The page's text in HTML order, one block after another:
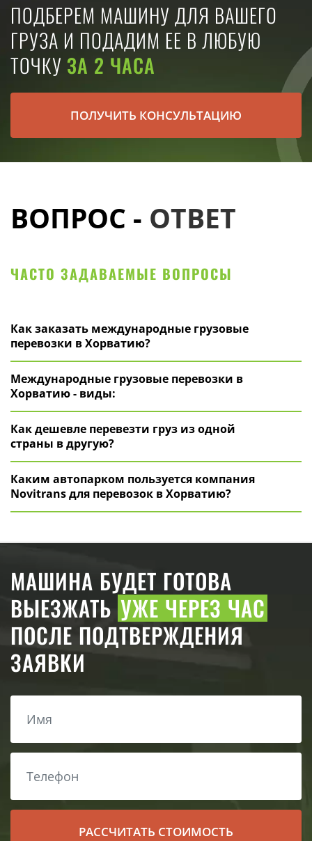
ПОДБЕРЕМ МАШИНУ ДЛЯ ВАШЕГО
ГРУЗА И ПОДАДИМ ЕЕ В ЛЮБУЮ
ТОЧКУ ЗА 2 ЧАСА
ПОЛУЧИТЬ КОНСУЛЬТАЦИЮ
ВОПРОС - ОТВЕТ
ЧАСТО ЗАДАВАЕМЫЕ ВОПРОСЫ
Как заказать международные грузовые
перевозки в Хорватию?
Международные грузовые перевозки в
Хорватию - виды:
Как дешевле перевезти груз из одной
страны в другую?
Каким автопарком пользуется компания
Novitrans для перевозок в Хорватию?
МАШИНА БУДЕТ ГОТОВА
ВЫЕЗЖАТЬ УЖЕ ЧЕРЕЗ ЧАС
ПОСЛЕ ПОДТВЕРЖДЕНИЯ
ЗАЯВКИ
РАСCЧИТАТЬ СТОИМОСТЬ